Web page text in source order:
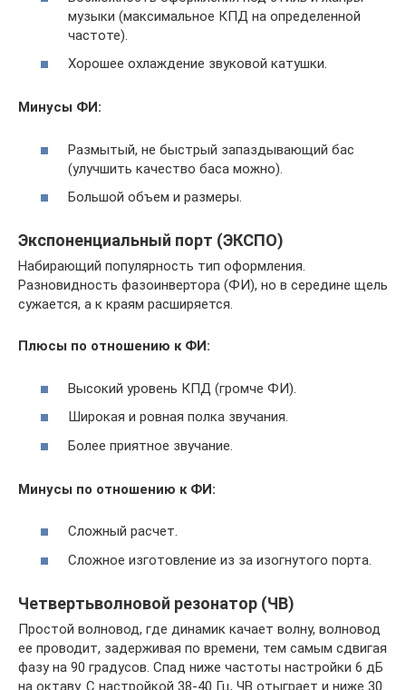
музыки (максимальное КПД на определенной
частоте).
Хорошее охлаждение звуковой катушки.
Минусы ФИ:
Размытый, не быстрый запаздывающий бас
(улучшить качество баса можно).
Большой объем и размеры.
Экспоненциальный порт (ЭКСПО)
Набирающий популярность тип оформления.
Разновидность фазоинвертора (ФИ), но в середине щель
сужается, а к краям расширяется.
Плюсы по отношению к ФИ:
Высокий уровень КПД (громче ФИ).
Широкая и ровная полка звучания.
Более приятное звучание.
Минусы по отношению к ФИ:
Сложный расчет.
Сложное изготовление из за изогнутого порта.
Четвертьволновой резонатор (ЧВ)
Простой волновод, где динамик качает волну, волновод
ее проводит, задерживая по времени, тем самым сдвигая
фазу на 90 градусов. Спад ниже частоты настройки 6 дБ
на октаву. С настройкой 38-40 Гц, ЧВ отыграет и ниже 30